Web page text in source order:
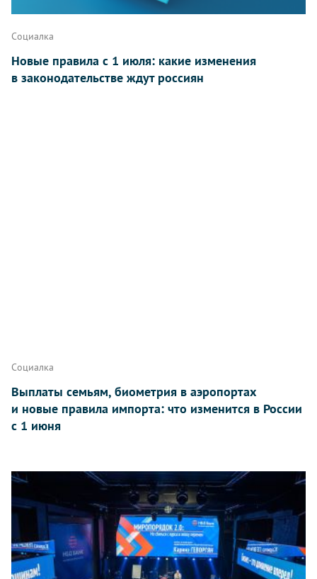
Социалка
Новые правила с 1 июля: какие изменения
в законодательстве ждут россиян
Социалка
Выплаты семьям, биометрия в аэропортах
и новые правила импорта: что изменится в России
с 1 июня